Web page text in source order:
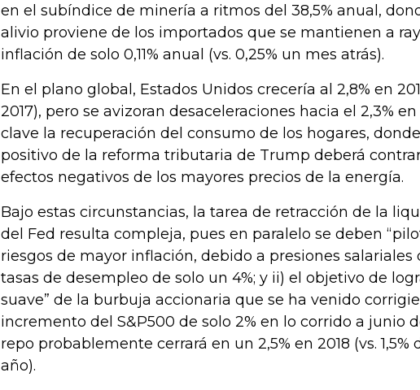
en el subíndice de minería a ritmos del 38,5% anual,
alivio proviene de los importados que se mantienen a
inflación de solo 0,11% anual (vs. 0,25% un mes atrás).
En el plano global, Estados Unidos crecería al 2,8% en
2017), pero se avizoran desaceleraciones hacia el 2,3% en
clave la recuperación del consumo de los hogares,
positivo de la reforma tributaria de Trump deberá
efectos negativos de los mayores precios de la energía.
Bajo estas circunstancias, la tarea de retracción de la
del Fed resulta compleja, pues en paralelo se deben
riesgos de mayor inflación, debido a presiones
tasas de desempleo de solo un 4%; y ii) el objetivo de
suave” de la burbuja accionaria que se ha venido
incremento del S&P500 de solo 2% en lo corrido a junio
repo probablemente cerrará en un 2,5% en 2018 (vs. 1,5%
año).